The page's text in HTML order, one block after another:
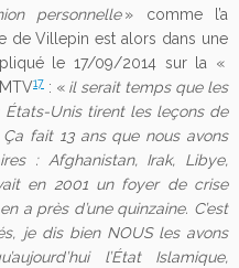
personnelle» comme l’a
de Villepin est alors dans une
le 17/09/2014 sur la «
17 : « il serait temps que les
États-Unis tirent les leçons de
Ça fait 13 ans que nous avons
: Afghanistan, Irak, Libye,
en 2001 un foyer de crise
a près d’une quinzaine. C’est
je dis bien NOUS les avons
l’État Islamique,